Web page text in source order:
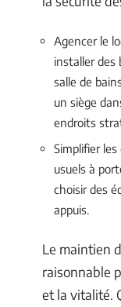
Agencer le
installer des
salle de
un siège
endroits
Simplifier
usuels à
choisir des
appuis.
Le maintien
raisonnable
et la vitalité.